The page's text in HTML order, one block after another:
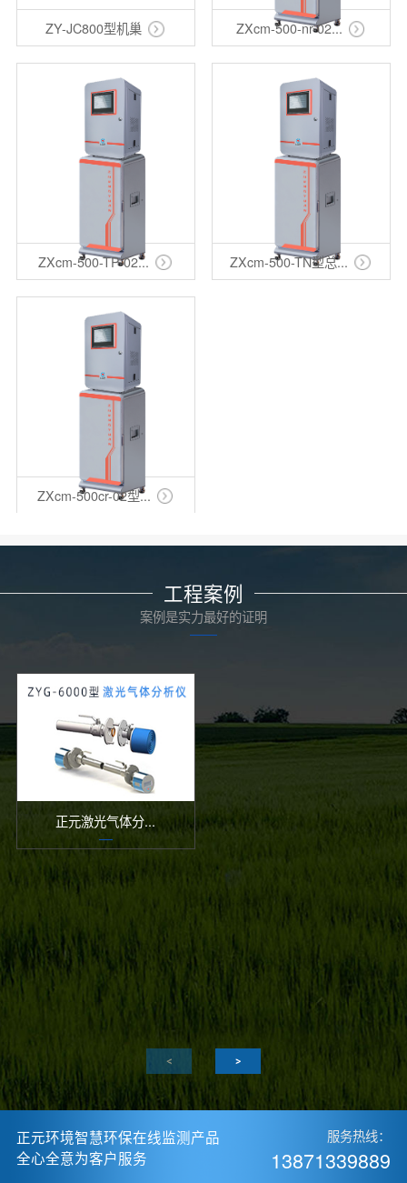
ZY-JC800型机巢 ZXcm-500-nr-02...
ZXcm-500-TP-02... ZXcm-500-TN型总...
ZXcm-500cr-02型...
工程案例
案例是实力最好的证明
正元激光气体分...
正元环境智慧环保在线监测产品
全心全意为客户服务
服务热线：
13871339889